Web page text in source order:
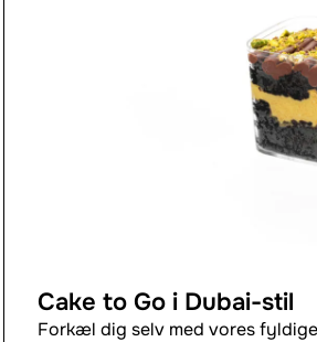
Cake to Go i Dubai-stil
Forkæl dig selv med vores